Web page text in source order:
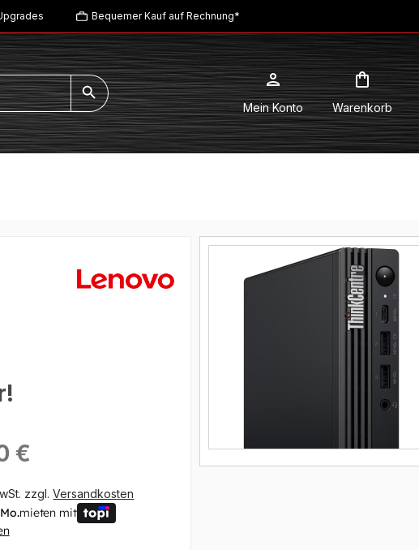
Bequemer Kauf auf Rechnung*
Mein Konto Warenkorb
€
zzgl.Versandkosten
mieten mit